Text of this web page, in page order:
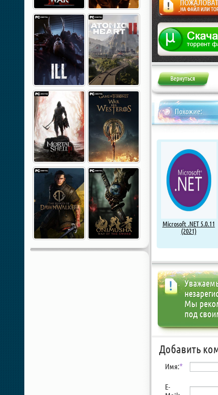
Жалоба
Похожие:
Microsoft .NET 5.0.11
(2021)
Мы
под
Добавить
Имя:*
E-